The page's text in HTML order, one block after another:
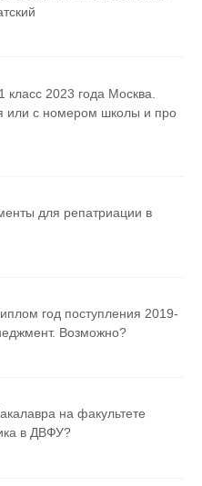
класс 2023 года Москва.
или с номером школы и про
для репатриации в
год поступления 2019-
Возможно?
на факультете
в ДВФУ?